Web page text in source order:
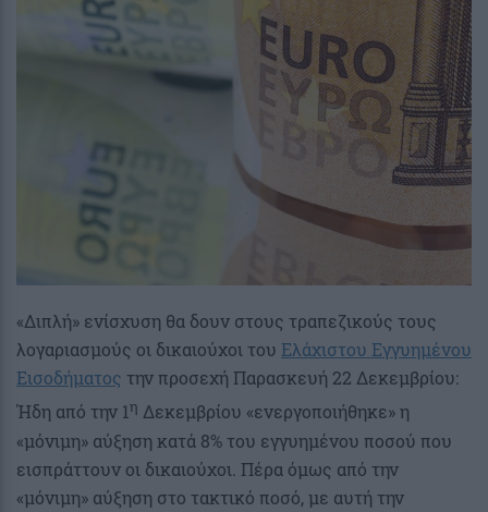
«Διπλή» ενίσχυση θα δουν στους τραπεζικούς τους
λογαριασμούς οι δικαιούχοι του Ελάχιστου Εγγυημένου
Εισοδήματος την προσεχή Παρασκευή 22 Δεκεμβρίου:
Ήδη από την 1η Δεκεμβρίου «ενεργοποιήθηκε» η
«μόνιμη» αύξηση κατά 8% του εγγυημένου ποσού που
εισπράττουν οι δικαιούχοι. Πέρα όμως από την
«μόνιμη» αύξηση στο τακτικό ποσό, με αυτή την